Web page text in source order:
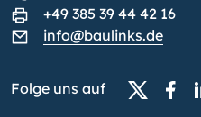
+49 385 39 44 42 16
info@baulinks.de
Folge uns auf